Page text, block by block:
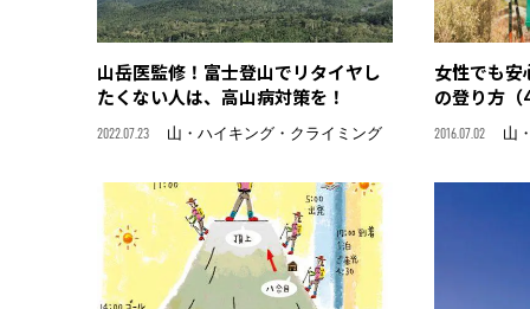
山岳医監修！富士登山でリタイヤし
たくない人は、高山病対策を！
2022.07.23 山・ハイキング・クライミング
女性でも
の登り方（
2016.07.02 山